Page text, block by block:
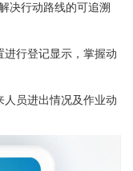
决行动路线的可追溯
行登记显示，掌握动
员进出情况及作业动